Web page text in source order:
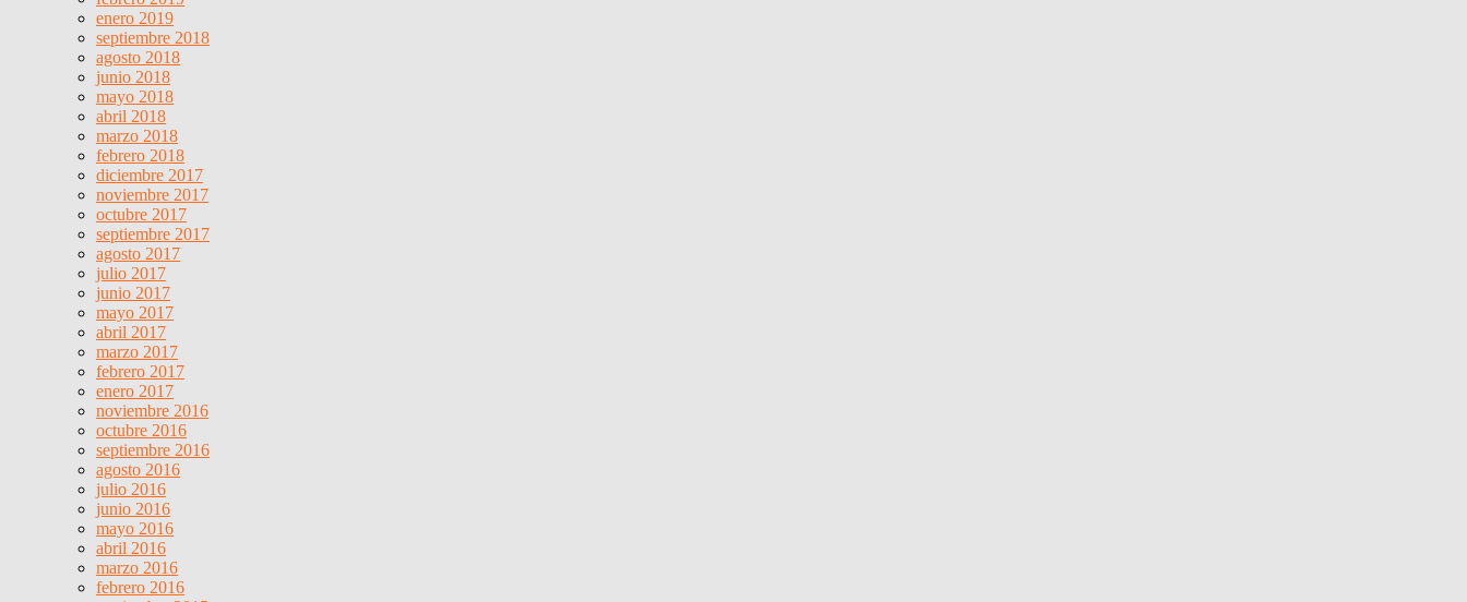
enero 2019
septiembre 2018
agosto 2018
junio 2018
mayo 2018
abril 2018
marzo 2018
febrero 2018
diciembre 2017
noviembre 2017
octubre 2017
septiembre 2017
agosto 2017
julio 2017
junio 2017
mayo 2017
abril 2017
marzo 2017
febrero 2017
enero 2017
noviembre 2016
octubre 2016
septiembre 2016
agosto 2016
julio 2016
junio 2016
mayo 2016
abril 2016
marzo 2016
febrero 2016